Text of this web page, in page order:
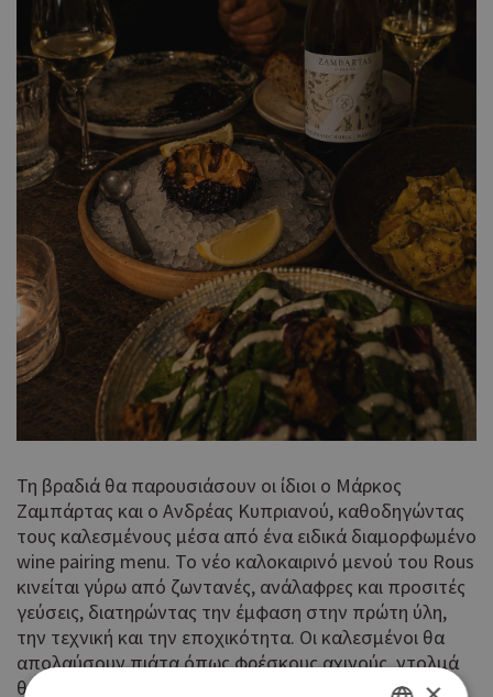
Τη βραδιά θα παρουσιάσουν οι ίδιοι ο Μάρκος
Ζαμπάρτας και ο Ανδρέας Κυπριανού, καθοδηγώντας
τους καλεσμένους μέσα από ένα ειδικά διαμορφωμένο
wine pairing menu. Το νέο καλοκαιρινό μενού του Rous
κινείται γύρω από ζωντανές, ανάλαφρες και προσιτές
γεύσεις, διατηρώντας την έμφαση στην πρώτη ύλη,
την τεχνική και την εποχικότητα. Οι καλεσμένοι θα
απολαύσουν πιάτα όπως φρέσκους αχινούς, ντολμά
θαλασσινών, τάκο σεφταλιάς, ραβιόλι κουνελιού κ.α.